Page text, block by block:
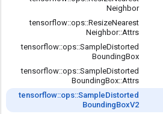
Neighbor
tensorflow::ops::ResizeNearest
Neighbor::Attrs
tensorflow::ops::SampleDistorted
BoundingBox
tensorflow::ops::SampleDistorted
BoundingBox::Attrs
tensorflow::ops::SampleDistorted
BoundingBoxV2